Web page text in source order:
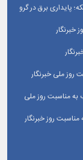
پایداری برق در گرو
خبرنگار
ملی خبرنگار
مناسبت روز ملی
روز خبرنگار